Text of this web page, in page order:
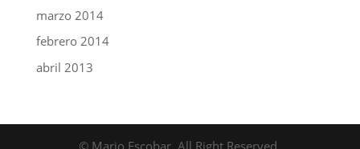
marzo 2014
febrero 2014
abril 2013
© Mario Escobar. All Right Reserved.